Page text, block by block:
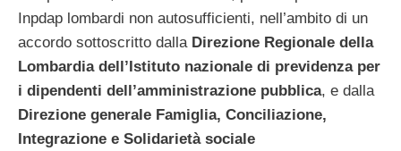
Inpdap lombardi non autosufficienti, nell’ambito di un
accordo sottoscritto dalla Direzione Regionale della
Lombardia dell’Istituto nazionale di previdenza per
i dipendenti dell’amministrazione pubblica, e dalla
Direzione generale Famiglia, Conciliazione,
Integrazione e Solidarietà sociale